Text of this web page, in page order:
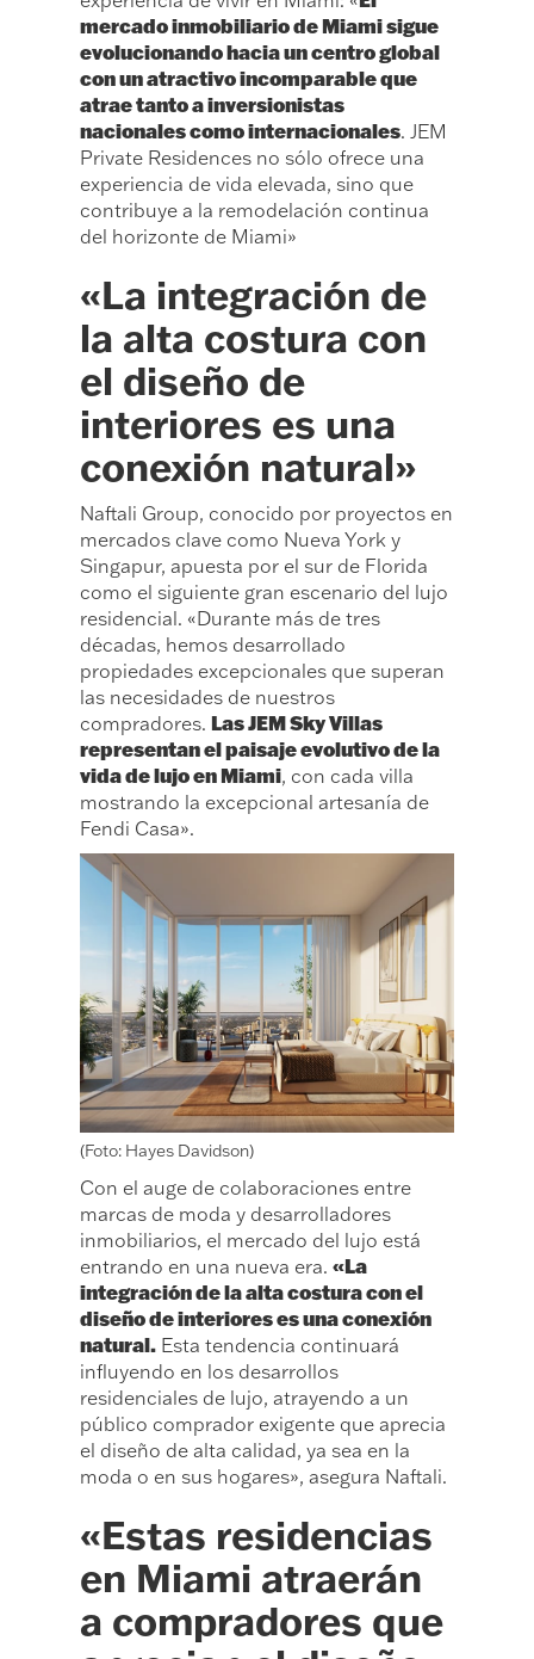
mercado inmobiliario de Miami sigue
evolucionando hacia un centro global
con un atractivo incomparable que
atrae tanto a inversionistas
nacionales como internacionales. JEM
Private Residences no sólo ofrece una
experiencia de vida elevada, sino que
contribuye a la remodelación continua
del horizonte de Miami»
«La integración de
la alta costura con
el diseño de
interiores es una
conexión natural»
Naftali Group, conocido por proyectos en
mercados clave como Nueva York y
Singapur, apuesta por el sur de Florida
como el siguiente gran escenario del lujo
residencial. «Durante más de tres
décadas, hemos desarrollado
propiedades excepcionales que superan
las necesidades de nuestros
compradores.Las JEM Sky Villas
representan el paisaje evolutivo de la
vida de lujo en Miami, con cada villa
mostrando la excepcional artesanía de
Fendi Casa».
(Foto: Hayes Davidson)
Con el auge de colaboraciones entre
marcas de moda y desarrolladores
inmobiliarios, el mercado del lujo está
entrando en una nueva era.«La
integración de la alta costura con el
diseño de interiores es una conexión
natural. Esta tendencia continuará
influyendo en los desarrollos
residenciales de lujo, atrayendo a un
público comprador exigente que aprecia
el diseño de alta calidad, ya sea en la
moda o en sus hogares», asegura Naftali.
«Estas residencias
en Miami atraerán
a compradores que